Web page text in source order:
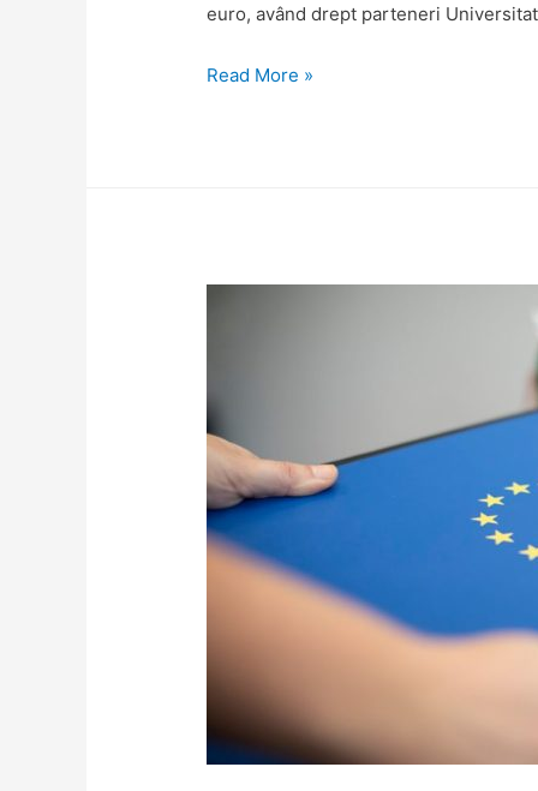
euro, având drept parteneri
Revista
Read More »